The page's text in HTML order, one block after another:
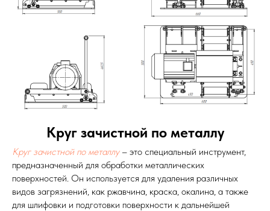
Круг зачистной по металлу
Круг зачистной по металлу– это специальный инструмент,
предназначенный для обработки металлических
поверхностей. Он используется для удаления различных
видов загрязнений, как ржавчина, краска, окалина, а также
для шлифовки и подготовки поверхности к дальнейшей